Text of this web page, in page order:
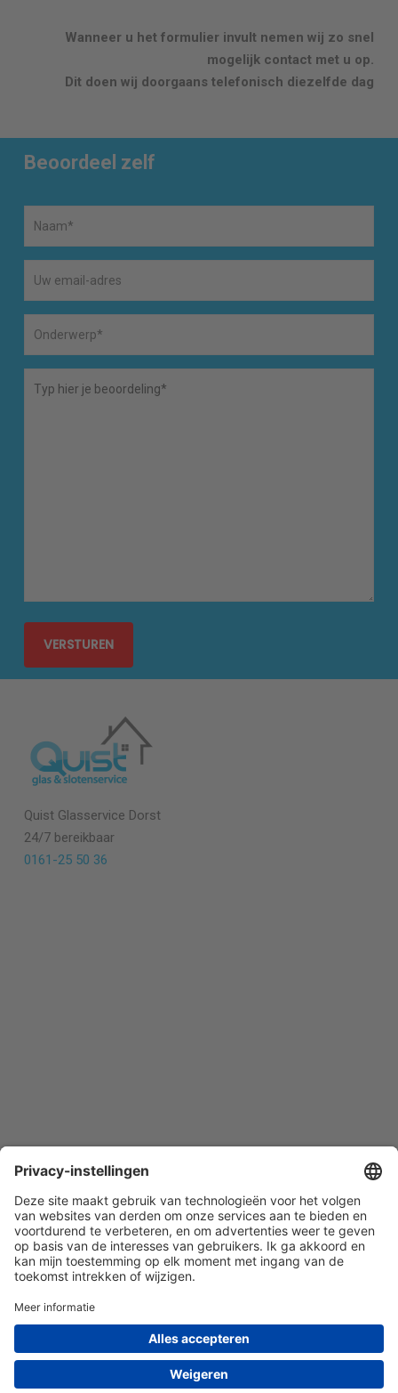
Wanneer u het formulier invult nemen wij zo snel
mogelijk contact met u op.
Dit doen wij doorgaans telefonisch diezelfde dag
Beoordeel zelf
Quist Glasservice Dorst
24/7 bereikbaar
0161-25 50 36
Quist Glas Expert BV | 010-7603380 | KvK nr. 85162469 | BTW
nr. NL863530977B01 | © Quist Expert 2026